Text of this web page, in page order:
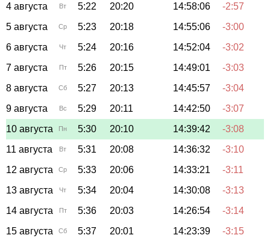
4 августа
Вт 5:22 20:20 14:58:06
-2:57
5 августа
Ср 5:23 20:18 14:55:06
-3:00
6 августа
Чт 5:24 20:16 14:52:04
-3:02
7 августа
Пт 5:26 20:15 14:49:01
-3:03
8 августа
Сб 5:27 20:13 14:45:57
-3:04
9 августа
Вс 5:29 20:11 14:42:50
-3:07
10 августа
Пн 5:30 20:10 14:39:42
-3:08
11 августа
Вт 5:31 20:08 14:36:32
-3:10
12 августа
Ср 5:33 20:06 14:33:21
-3:11
13 августа
Чт 5:34 20:04 14:30:08
-3:13
14 августа
Пт 5:36 20:03 14:26:54
-3:14
15 августа
Сб 5:37 20:01 14:23:39
-3:15